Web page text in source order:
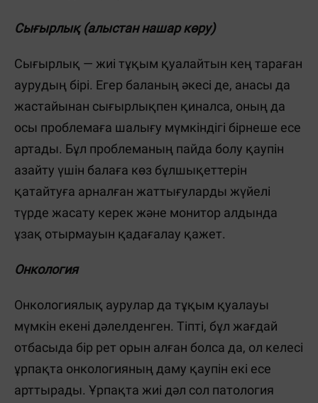
Сығырлық (алыстан нашар көру)
Сығырлық — жиі тұқым қуалайтын кең тараған
аурудың бірі. Егер баланың әкесі де, анасы да
жастайынан сығырлықпен қиналса, оның да
осы проблемаға шалығу мүмкіндігі бірнеше есе
артады. Бұл проблеманың пайда болу қаупін
азайту үшін балаға көз бұлшықеттерін
қатайтуға арналған жаттығуларды жүйелі
түрде жасату керек және монитор алдында
ұзақ отырмауын қадағалау қажет.
Онкология
Онкологиялық аурулар да тұқым қуалауы
мүмкін екені дәлелденген. Тіпті, бұл жағдай
отбасыда бір рет орын алған болса да, ол келесі
ұрпақта онкологияның даму қаупін екі есе
арттырады. Ұрпақта жиі дәл сол патология